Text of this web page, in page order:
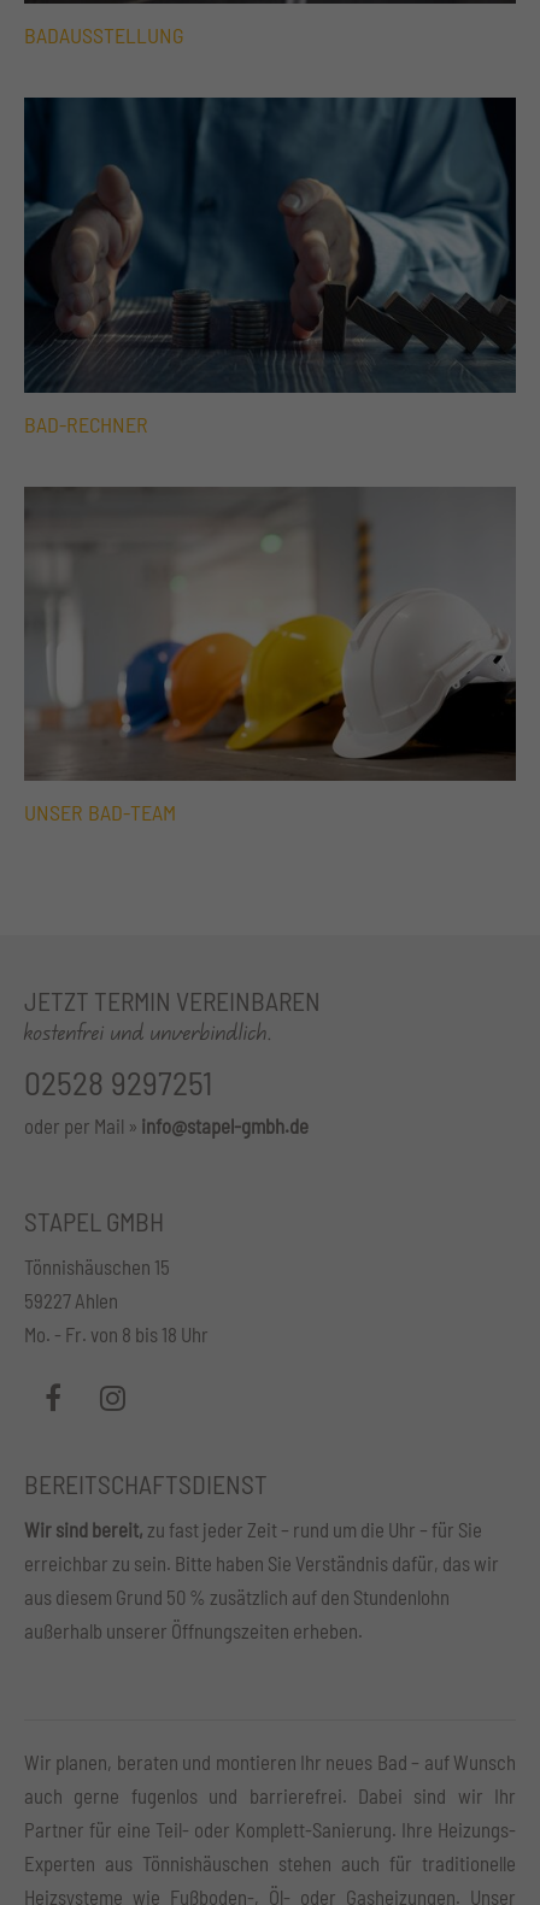
BADAUSSTELLUNG
BAD-RECHNER
UNSER BAD-TEAM
JETZT TERMIN VEREINBAREN
kostenfrei und unverbindlich.
02528 9297251
oder per Mail » info@stapel-gmbh.de
STAPEL GMBH
Tönnishäuschen 15
59227 Ahlen
Mo. - Fr. von 8 bis 18 Uhr
BEREITSCHAFTSDIENST
Wir sind bereit, zu fast jeder Zeit – rund um die Uhr – für Sie
erreichbar zu sein. Bitte haben Sie Verständnis dafür, das wir
aus diesem Grund 50 % zusätzlich auf den Stundenlohn
außerhalb unserer Öffnungszeiten erheben.
Wir planen, beraten und montieren Ihr neues Bad – auf Wunsch
auch gerne fugenlos und barrierefrei. Dabei sind wir Ihr
Partner für eine Teil- oder Komplett-Sanierung. Ihre Heizungs-
Experten aus Tönnishäuschen stehen auch für traditionelle
Heizsysteme wie Fußboden-, Öl- oder Gasheizungen. Unser